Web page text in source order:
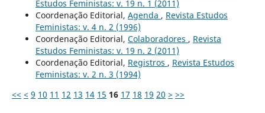
Estudos Feministas: v. 19 n. 1 (2011)
Coordenação Editorial, Agenda , Revista Estudos
Feministas: v. 4 n. 2 (1996)
Coordenação Editorial, Colaboradores , Revista
Estudos Feministas: v. 19 n. 2 (2011)
Coordenação Editorial, Registros , Revista Estudos
Feministas: v. 2 n. 3 (1994)
<< < 9 10 11 12 13 14 15 16 17 18 19 20 > >>